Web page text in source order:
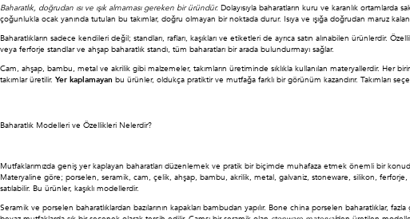
SERİ SONU ÜRÜNLER
Baharatlık, doğrudan ısı ve ışık almaması gereken bir üründür. Dolayısıyla baharatların kuru ve karanlık ortamlarda
çoğunlukla ocak yanında tutulan bu takımlar, doğru olmayan bir noktada durur. Isıya ve ışığa doğrudan maruz kalan
Baharatlıkların sadece kendileri değil; standları, rafları, kaşıkları ve etiketleri de ayrıca satın alınabilen
veya ferforje standlar ve ahşap baharatlık standı, tüm baharatları bir arada bulundurmayı sağlar.
Cam, ahşap, bambu, metal ve akrilik gibi malzemeler, takımların üretiminde sıklıkla kullanılan materyallerdir.
takımlar üretilir. Yer kaplamayan bu ürünler, oldukça pratiktir ve mutfağa farklı bir görünüm kazandırır. Takımları
Baharatlık Modelleri ve Özellikleri Nelerdir?
Mutfaklarımızda geniş yer kaplayan baharatları düzenlemek ve pratik bir biçimde muhafaza etmek önemli bir
Materyaline göre; porselen, seramik, cam, çelik, ahşap, bambu, akrilik, metal, galvaniz, stoneware, silikon, ferforje,
satılabilir. Bu ürünler, kaşıklı modellerdir.
Seramik ve porselen baharatlıklardan bazılarının kapakları bambudan yapılır. Bone china porselen baharatlıklar,